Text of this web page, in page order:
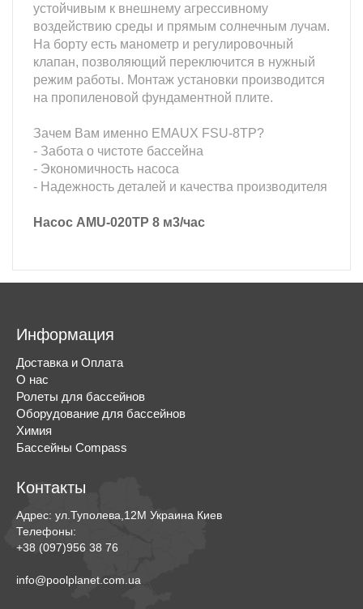
устойчивым к внешнему агрессивному
воздействию среды и прямым солнечным лучам.
На борту есть манометр и регулировочный
клапан, позволяющий переключится в нужный
режим работы. Монтаж установки производится
на пропиленовой фундаментной плите.
Зачем Вам именно EMAUX FSU-8TP?
- Забота о чистоте бассейна
- Экономичность насоса
- Надежность деталей и качества производителя
Насос AMU-020TP 8 м3/час
Информация
Доставка и Оплата
О нас
Ролеты для бассейнов
Оборудование для бассейнов
Химия
Бассейны Compass
Контакты
Адрес: ул.Туполева,12М Украина Киев
Телефоны:
+38 (097)956 38 76
info@poolplanet.com.ua